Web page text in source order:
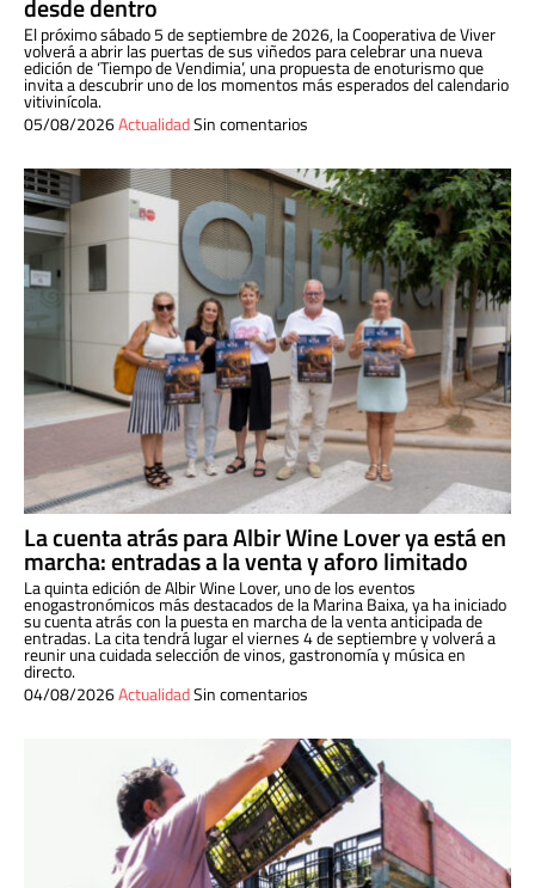
desde dentro
El próximo sábado 5 de septiembre de 2026, la Cooperativa de Viver
volverá a abrir las puertas de sus viñedos para celebrar una nueva
edición de ‘Tiempo de Vendimia’, una propuesta de enoturismo que
invita a descubrir uno de los momentos más esperados del calendario
vitivinícola.
05/08/2026ActualidadSin comentarios
La cuenta atrás para Albir Wine Lover ya está en
marcha: entradas a la venta y aforo limitado
La quinta edición de Albir Wine Lover, uno de los eventos
enogastronómicos más destacados de la Marina Baixa, ya ha iniciado
su cuenta atrás con la puesta en marcha de la venta anticipada de
entradas. La cita tendrá lugar el viernes 4 de septiembre y volverá a
reunir una cuidada selección de vinos, gastronomía y música en
directo.
04/08/2026ActualidadSin comentarios